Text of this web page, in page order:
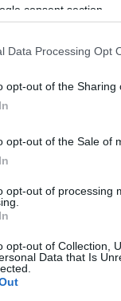
consent section.
Data Processing Opt
opt-out of the Sharing
opt-out of the Sale of
opt-out of processing
opt-out of Collection,
Data that Is
aztán
figyeli a menő
közértes
bölények,
harmadik
nem egy
és azon túlról.
a
hat nappal